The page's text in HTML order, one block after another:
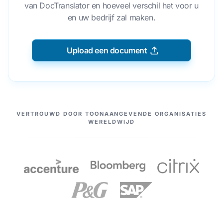
van DocTranslator en hoeveel verschil het voor u
en uw bedrijf zal maken.
Upload een document
ONZE PARTNERS
VERTROUWD DOOR TOONAANGEVENDE ORGANISATIES
WERELDWIJD